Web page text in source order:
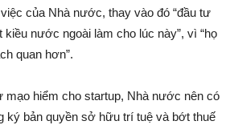
của Nhà nước, thay vào đó “đầu tư
kiều nước ngoài làm cho lúc này”, vì “họ
quan hơn”.
mạo hiểm cho startup, Nhà nước nên có
ký bản quyền sở hữu trí tuệ và bớt thuế